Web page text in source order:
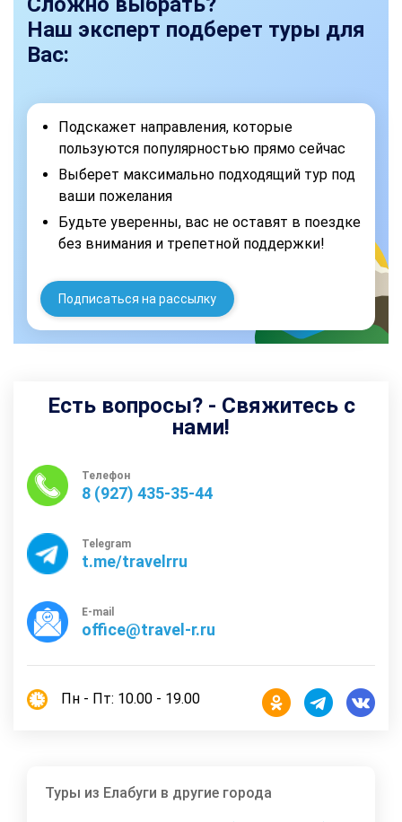
Наш эксперт подберет туры для
Вас:
Подскажет направления, которые
пользуются популярностью прямо сейчас
Выберет максимально подходящий тур под
ваши пожелания
Будьте уверенны, вас не оставят в поездке
без внимания и трепетной поддержки!
Подписаться на рассылку
Есть вопросы? - Свяжитесь с
нами!
Телефон
8 (927) 435-35-44
Telegram
t.me/travelrru
E-mail
office@travel-r.ru
Пн - Пт: 10.00 - 19.00
Туры из Елабуги в другие города